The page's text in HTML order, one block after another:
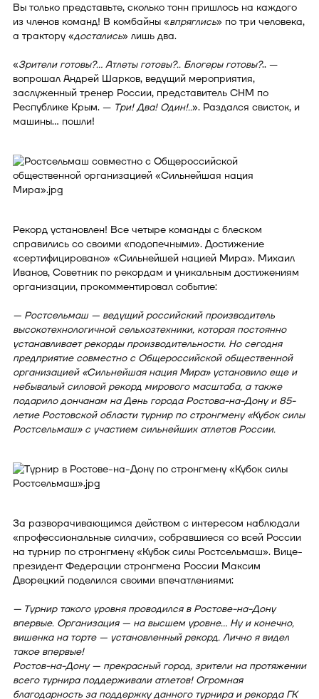
Вы только представьте, сколько тонн пришлось на каждого
из членов команд! В комбайны «впряглись» по три человека,
а трактору «достались» лишь два.
«Зрители готовы?... Атлеты готовы?.. Блогеры готовы?.. —
вопрошал Андрей Шарков, ведущий мероприятия,
заслуженный тренер России, представитель СНМ по
Республике Крым. — Три! Два! Один!..». Раздался свисток, и
машины… пошли!
Рекорд установлен! Все четыре команды с блеском
справились со своими «подопечными». Достижение
«сертифицировано» «Сильнейшей нацией Мира». Михаил
Иванов, Советник по рекордам и уникальным достижениям
организации, прокомментировал событие:
— Ростсельмаш — ведущий российский производитель
высокотехнологичной сельхозтехники, которая постоянно
устанавливает рекорды производительности. Но сегодня
предприятие совместно с Общероссийской общественной
организацией «Сильнейшая нация Мира» установило еще и
небывалый силовой рекорд мирового масштаба, а также
подарило дончанам на День города Ростова-на-Дону и 85-
летие Ростовской области турнир по стронгмену «Кубок силы
Ростсельмаш» с участием сильнейших атлетов России.
За разворачивающимся действом с интересом наблюдали
«профессиональные силачи», собравшиеся со всей России
на турнир по стронгмену «Кубок силы Ростсельмаш». Вице-
президент Федерации стронгмена России Максим
Дворецкий поделился своими впечатлениями:
— Турнир такого уровня проводился в Ростове-на-Дону
впервые. Организация — на высшем уровне… Ну и конечно,
вишенка на торте — установленный рекорд. Лично я видел
такое впервые!
Ростов-на-Дону — прекрасный город, зрители на протяжении
всего турнира поддерживали атлетов! Огромная
благодарность за поддержку данного турнира и рекорда ГК